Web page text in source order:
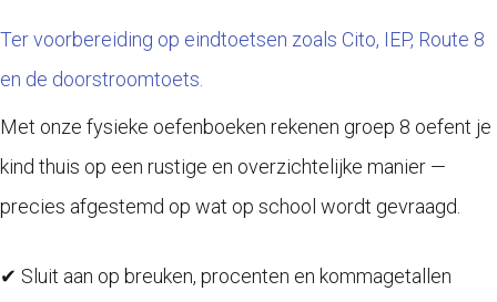
Ter voorbereiding op eindtoetsen zoals Cito, IEP, Route 8
en de doorstroomtoets.
Met onze fysieke oefenboeken rekenen groep 8 oefent je
kind thuis op een rustige en overzichtelijke manier —
precies afgestemd op wat op school wordt gevraagd.
✔ Sluit aan op breuken, procenten en kommagetallen